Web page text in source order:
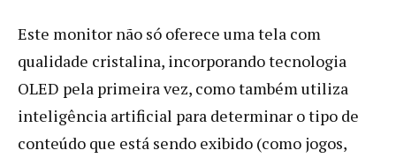
Este monitor não só oferece uma tela com
qualidade cristalina, incorporando tecnologia
OLED pela primeira vez, como também utiliza
inteligência artificial para determinar o tipo de
conteúdo que está sendo exibido (como jogos,